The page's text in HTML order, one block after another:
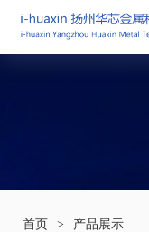
首页 > 产品展示